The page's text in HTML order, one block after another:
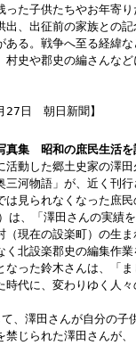
った子供たちやお年寄
出、出征前の家族との
る。戦争へ至る経緯
史や郡史の編さんなど
27 日 朝日新聞】
真集 昭和の庶民生活を
動した郷土史家の澤
三河物語」が、近く刊
は見られなくなった庶
は、「澤田さんの実績
現在の設楽町）の生
く北設楽郡史の編集作
なった鈴木さんは、「
時代に、変わりゆく人
、澤田さんが自分の子
禁じられた澤田さんが